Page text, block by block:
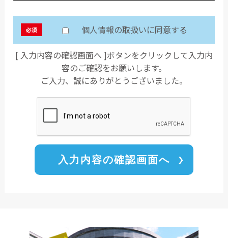
必須 個人情報の取扱いに同意する
[ 入力内容の確認画面へ ]ボタンをクリックして入力内
容のご確認をお願いします。
ご入力、誠にありがとうございました。
入力内容の確認画面へ